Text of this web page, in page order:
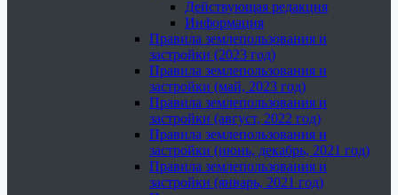
Действующая редакция
Информация
Правила землепользования и
застройки (2023 год)
Правила землепользования и
застройки (май, 2023 год)
Правила землепользования и
застройки (август, 2022 год)
Правила землепользования и
застройки (июнь, декабрь, 2021 год)
Правила землепользования и
застройки (январь, 2021 год)